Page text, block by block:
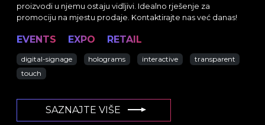
proizvodi u njemu ostaju vidljivi. Idealno rješenje za
promociju na mjestu prodaje. Kontaktirajte nas već danas!
EVENTS EXPO RETAIL
digital-signage holograms interactive
transparent
touch
SAZNAJTE VIŠE